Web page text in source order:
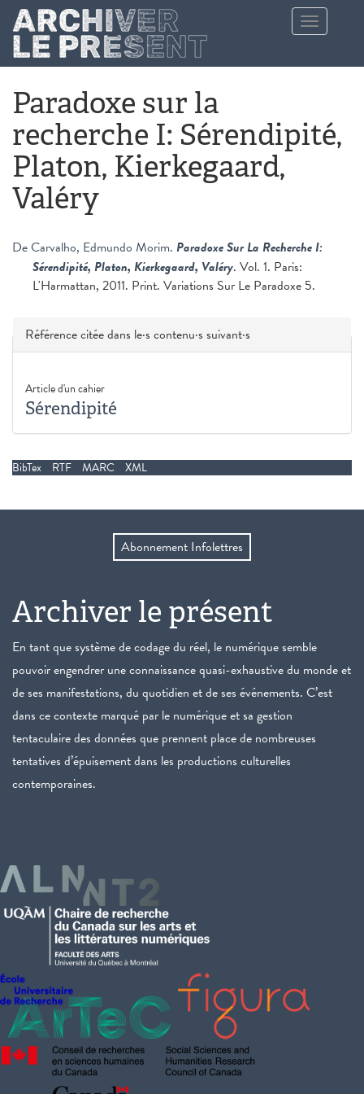
Aller au contenu principal
Toggle
navigation
Paradoxe sur la
recherche I: Sérendipité,
Platon, Kierkegaard,
Valéry
De Carvalho, Edmundo Morim. Paradoxe Sur La Recherche I:
Sérendipité, Platon, Kierkegaard, Valéry. Vol. 1. Paris:
L'Harmattan, 2011. Print. Variations Sur Le Paradoxe 5.
Masquer
Référence citée dans le·s contenu·s suivant·s
Article d'un cahier
Sérendipité
BibTex RTF MARC XML
Abonnement Infolettres
Archiver le présent
En tant que système de codage du réel, le numérique semble
pouvoir engendrer une connaissance quasi-exhaustive du monde et
de ses manifestations, du quotidien et de ses événements. C’est
dans ce contexte marqué par le numérique et sa gestion
tentaculaire des données que prennent place de nombreuses
tentatives d’épuisement dans les productions culturelles
contemporaines.